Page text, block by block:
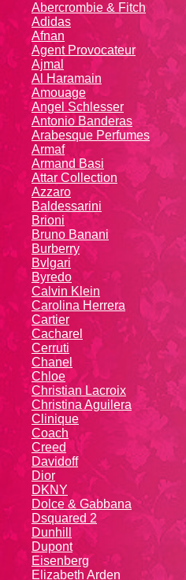
Abercrombie & Fitch
Adidas
Afnan
Agent Provocateur
Ajmal
Al Haramain
Amouage
Angel Schlesser
Antonio Banderas
Arabesque Perfumes
Armaf
Armand Basi
Attar Collection
Azzaro
Baldessarini
Brioni
Bruno Banani
Burberry
Bvlgari
Byredo
Calvin Klein
Carolina Herrera
Cartier
Caсhаrеl
Cerruti
Chanel
Chloe
Christian Lacroix
Christina Aguilera
Cliniquе
Coach
Creed
Davidoff
Dior
DKNY
Dolce & Gabbana
Dsquared 2
Dunhill
Dupont
Eisenberg
Elizabeth Arden